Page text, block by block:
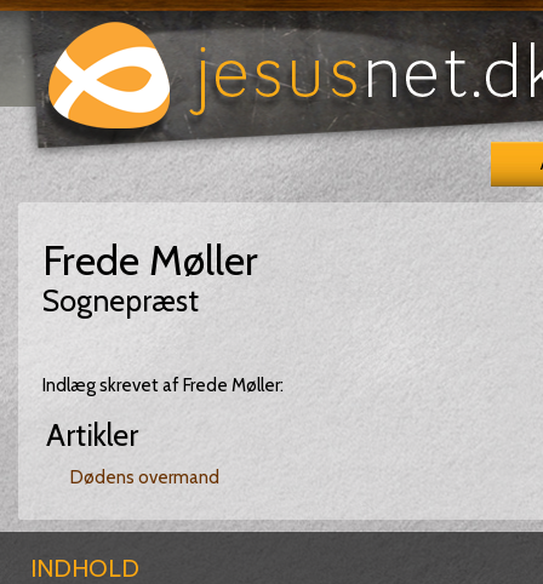
Frede Møller
Sognepræst
Indlæg skrevet af Frede Møller:
Artikler
Dødens overmand
INDHOLD